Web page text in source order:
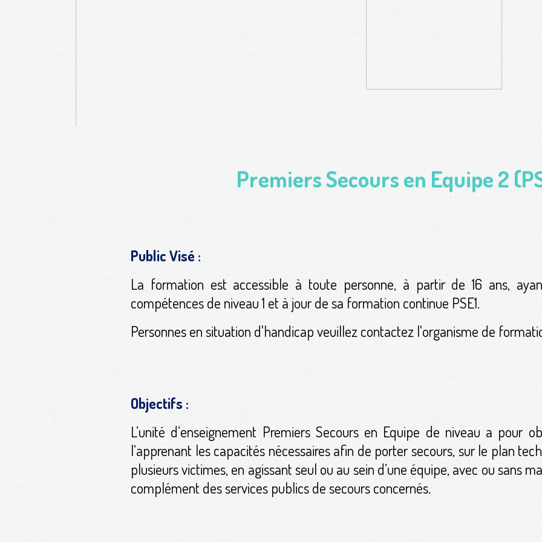
Premiers Secours en Equipe 2
Public Visé :
La formation est accessible à toute personne, à partir de 16 ans,
compétences de niveau 1 et à jour de sa formation continue PSE1.
Personnes en situation d'handicap veuillez contactez l'organisme de
Objectifs :
L’unité d’enseignement Premiers Secours en Equipe de niveau a pour
l’apprenant les capacités nécessaires afin de porter secours, sur le plan
plusieurs victimes, en agissant seul ou au sein d’une équipe, avec ou sans
complément des services publics de secours concernés.